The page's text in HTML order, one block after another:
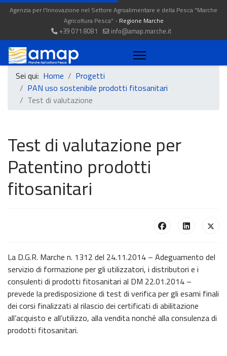
Agenzia per l'Innovazione nel Settore Agroalimentare e della Pesca "Marche
Agricoltura Pesca" - Regione Marche
+39 071 8081
info@amap.marche.it
Sei qui: Home
Progetti
PAN uso sostenibile prodotti fitosanitari
Test di valutazione
Test di valutazione per
Patentino prodotti
fitosanitari
La D.G.R. Marche n. 1312 del 24.11.2014 – Adeguamento del
servizio di formazione per gli utilizzatori, i distributori e i
consulenti di prodotti fitosanitari al DM 22.01.2014 –
prevede la predisposizione di test di verifica per gli esami finali
dei corsi finalizzati al rilascio dei certificati di abilitazione
all’acquisto e all’utilizzo, alla vendita nonché alla consulenza di
prodotti fitosanitari.